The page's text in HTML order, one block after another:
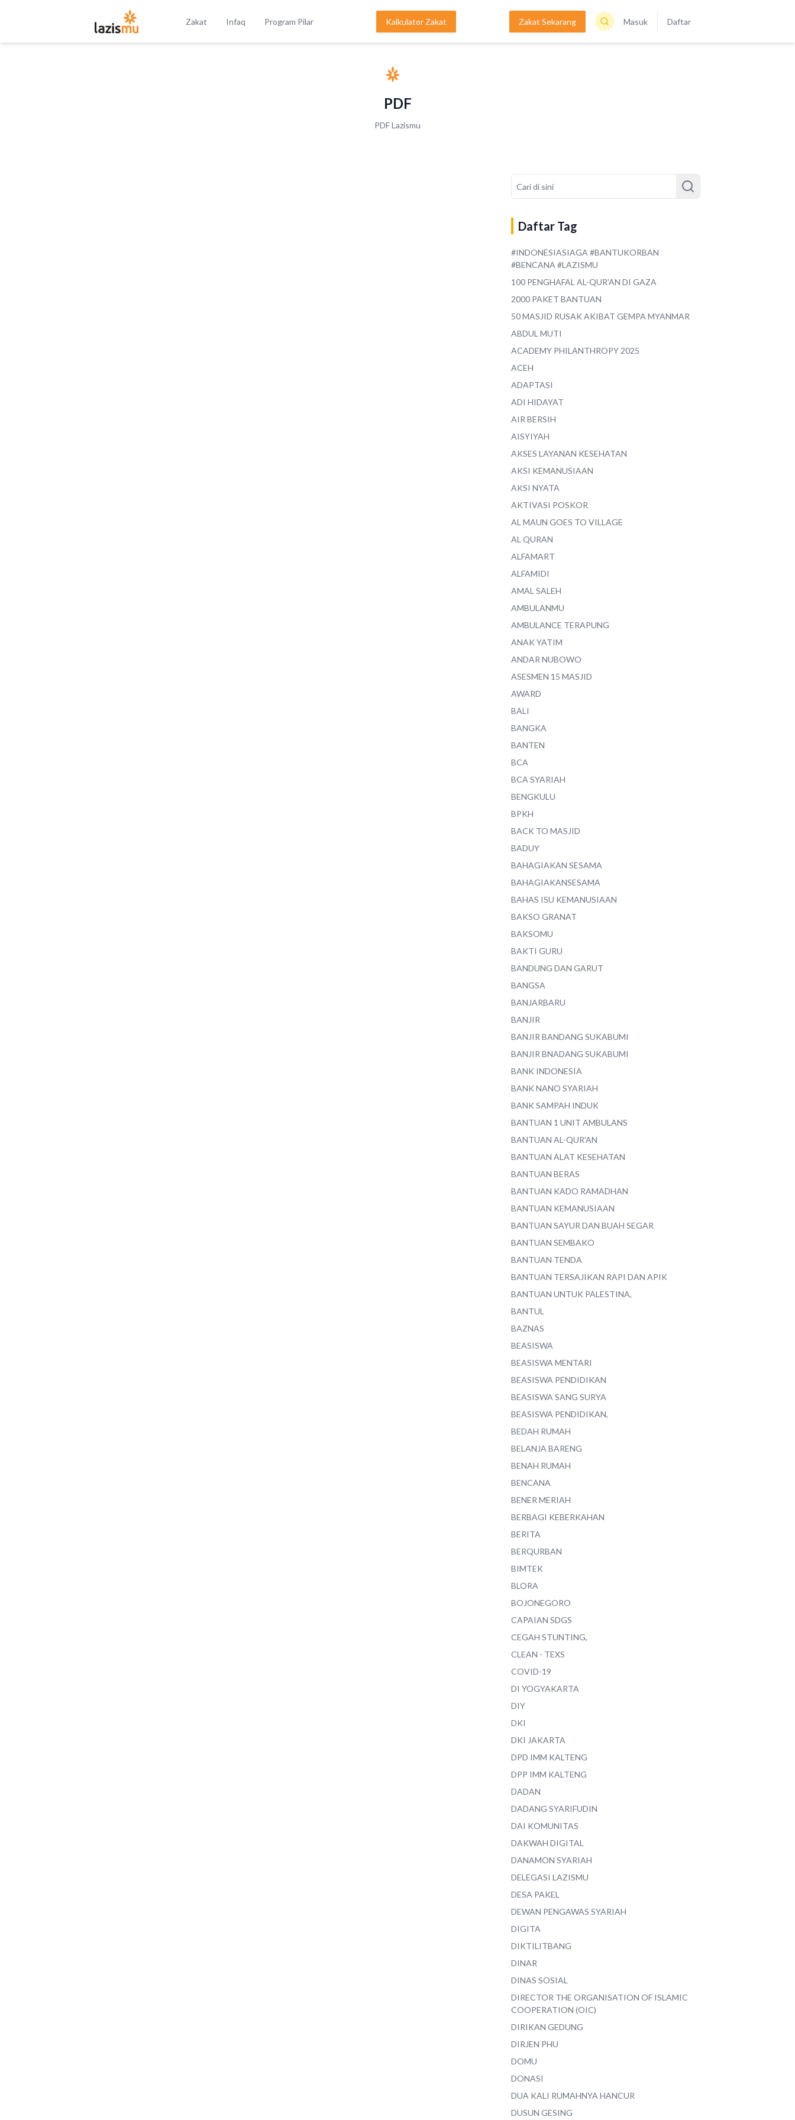
Zakat Infaq Program Pilar Kalkulator Zakat Zakat Sekarang Masuk Daftar
PDF
PDF Lazismu
Daftar Tag
#INDONESIASIAGA #BANTUKORBAN
#BENCANA #LAZISMU
100 PENGHAFAL AL-QUR'AN DI GAZA
2000 PAKET BANTUAN
50 MASJID RUSAK AKIBAT GEMPA MYANMAR
ABDUL MUTI
ACADEMY PHILANTHROPY 2025
ACEH
ADAPTASI
ADI HIDAYAT
AIR BERSIH
AISYIYAH
AKSES LAYANAN KESEHATAN
AKSI KEMANUSIAAN
AKSI NYATA
AKTIVASI POSKOR
AL MAUN GOES TO VILLAGE
AL QURAN
ALFAMART
ALFAMIDI
AMAL SALEH
AMBULANMU
AMBULANCE TERAPUNG
ANAK YATIM
ANDAR NUBOWO
ASESMEN 15 MASJID
AWARD
BALI
BANGKA
BANTEN
BCA
BCA SYARIAH
BENGKULU
BPKH
BACK TO MASJID
BADUY
BAHAGIAKAN SESAMA
BAHAGIAKANSESAMA
BAHAS ISU KEMANUSIAAN
BAKSO GRANAT
BAKSOMU
BAKTI GURU
BANDUNG DAN GARUT
BANGSA
BANJARBARU
BANJIR
BANJIR BANDANG SUKABUMI
BANJIR BNADANG SUKABUMI
BANK INDONESIA
BANK NANO SYARIAH
BANK SAMPAH INDUK
BANTUAN 1 UNIT AMBULANS
BANTUAN AL-QUR'AN
BANTUAN ALAT KESEHATAN
BANTUAN BERAS
BANTUAN KADO RAMADHAN
BANTUAN KEMANUSIAAN
BANTUAN SAYUR DAN BUAH SEGAR
BANTUAN SEMBAKO
BANTUAN TENDA
BANTUAN TERSAJIKAN RAPI DAN APIK
BANTUAN UNTUK PALESTINA,
BANTUL
BAZNAS
BEASISWA
BEASISWA MENTARI
BEASISWA PENDIDIKAN
BEASISWA SANG SURYA
BEASISWA PENDIDIKAN,
BEDAH RUMAH
BELANJA BARENG
BENAH RUMAH
BENCANA
BENER MERIAH
BERBAGI KEBERKAHAN
BERITA
BERQURBAN
BIMTEK
BLORA
BOJONEGORO
CAPAIAN SDGS
CEGAH STUNTING,
CLEAN - TEXS
COVID-19
DI YOGYAKARTA
DIY
DKI
DKI JAKARTA
DPD IMM KALTENG
DPP IMM KALTENG
DADAN
DADANG SYARIFUDIN
DAI KOMUNITAS
DAKWAH DIGITAL
DANAMON SYARIAH
DELEGASI LAZISMU
DESA PAKEL
DEWAN PENGAWAS SYARIAH
DIGITA
DIKTILITBANG
DINAR
DINAS SOSIAL
DIRECTOR THE ORGANISATION OF ISLAMIC
COOPERATION (OIC)
DIRIKAN GEDUNG
DIRJEN PHU
DOMU
DONASI
DUA KALI RUMAHNYA HANCUR
DUSUN GESING